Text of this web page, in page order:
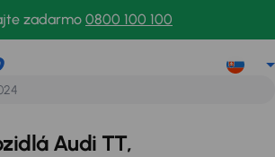
zadarmo 0800 100 100
Audi TT,